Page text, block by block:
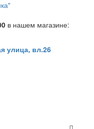
в нашем магазине:
улица, вл.26